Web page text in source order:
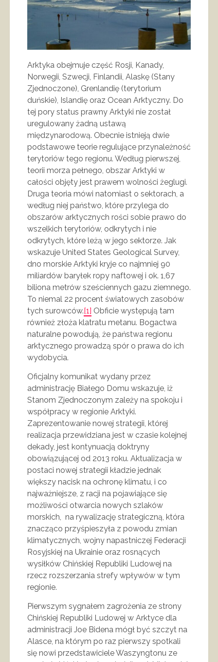
Arktyka obejmuje część Rosji, Kanady,
Norwegii, Szwecji, Finlandii, Alaskę (Stany
Zjednoczone), Grenlandię (terytorium
duńskie), Islandię oraz Ocean Arktyczny. Do
tej pory status prawny Arktyki nie został
uregulowany żadną ustawą
międzynarodową. Obecnie istnieją dwie
podstawowe teorie regulujące przynależność
terytoriów tego regionu. Według pierwszej,
teorii morza pełnego, obszar Arktyki w
całości objęty jest prawem wolności żeglugi.
Druga teoria mówi natomiast o sektorach, a
według niej państwo, które przylega do
obszarów arktycznych rości sobie prawo do
wszelkich terytoriów, odkrytych i nie
odkrytych, które leżą w jego sektorze. Jak
wskazuje United States Geological Survey,
dno morskie Arktyki kryje co najmniej 90
miliardów baryłek ropy naftowej i ok. 1,67
biliona metrów sześciennych gazu ziemnego.
To niemal 22 procent światowych zasobów
tych surowców. [1] Obficie występują tam
również złoża klatratu metanu. Bogactwa
naturalne powodują, że państwa regionu
arktycznego prowadzą spór o prawa do ich
wydobycia.
Oficjalny komunikat wydany przez
administrację Białego Domu wskazuje, iż
Stanom Zjednoczonym zależy na spokoju i
współpracy w regionie Arktyki.
Zaprezentowanie nowej strategii, której
realizacja przewidziana jest w czasie kolejnej
dekady, jest kontynuacją doktryny
obowiązującej od 2013 roku. Aktualizacja w
postaci nowej strategii kładzie jednak
większy nacisk na ochronę klimatu, i co
najważniejsze, z racji na pojawiające się
możliwości otwarcia nowych szlaków
morskich, na rywalizację strategiczną, która
znacząco przyśpieszyła z powodu zmian
klimatycznych, wojny napastniczej Federacji
Rosyjskiej na Ukrainie oraz rosnących
wysiłków Chińskiej Republiki Ludowej na
rzecz rozszerzania strefy wpływów w tym
regionie.
Pierwszym sygnałem zagrożenia ze strony
Chińskiej Republiki Ludowej w Arktyce dla
administracji Joe Bidena mógł być szczyt na
Alasce, na którym po raz pierwszy spotkali
się nowi przedstawiciele Waszyngtonu ze